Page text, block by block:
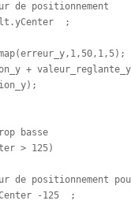
de positionnement
;
+
basse
> 125)
de positionnement
-125  ;